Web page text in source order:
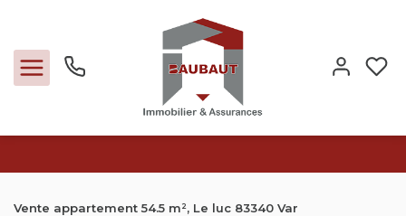
Vente appartement 54.5 m², Le luc 83340 Var